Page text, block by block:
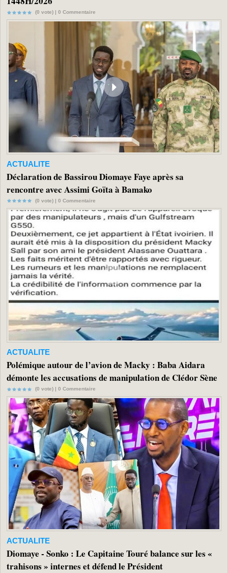
(0 vote) | 0 Commentaire
ACTUALITE
Déclaration de Bassirou Diomaye Faye après sa
rencontre avec Assimi Goïta à Bamako
(0 vote) | 0 Commentaire
ACTUALITE
Polémique autour de l’avion de Macky : Baba Aidara
démonte les accusations de manipulation de Clédor Sène
(0 vote) | 0 Commentaire
ACTUALITE
Diomaye - Sonko : Le Capitaine Touré balance sur les «
trahisons » internes et défend le Président